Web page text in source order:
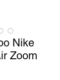
Nike
Zoom